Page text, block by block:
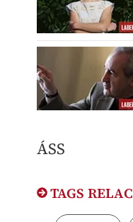
​ÁSS
TAGS